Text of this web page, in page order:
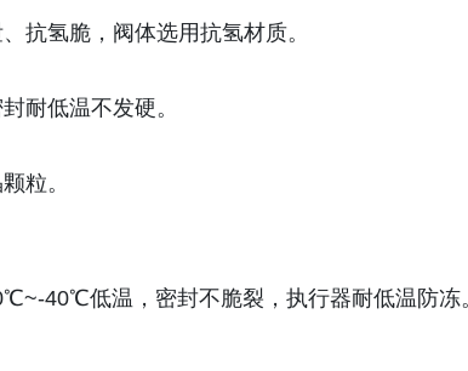
、抗氢脆，阀体选用抗氢材质。
耐低温不发硬。
粒。
40℃低温，密封不脆裂，执行器耐低温防冻